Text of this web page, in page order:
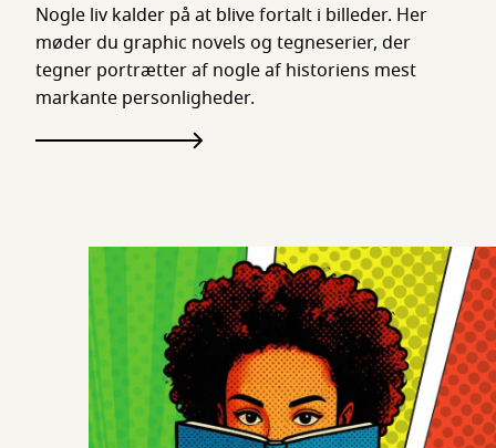
Nogle liv kalder på at blive fortalt i billeder. Her
møder du graphic novels og tegneserier, der
tegner portrætter af nogle af historiens mest
markante personligheder.